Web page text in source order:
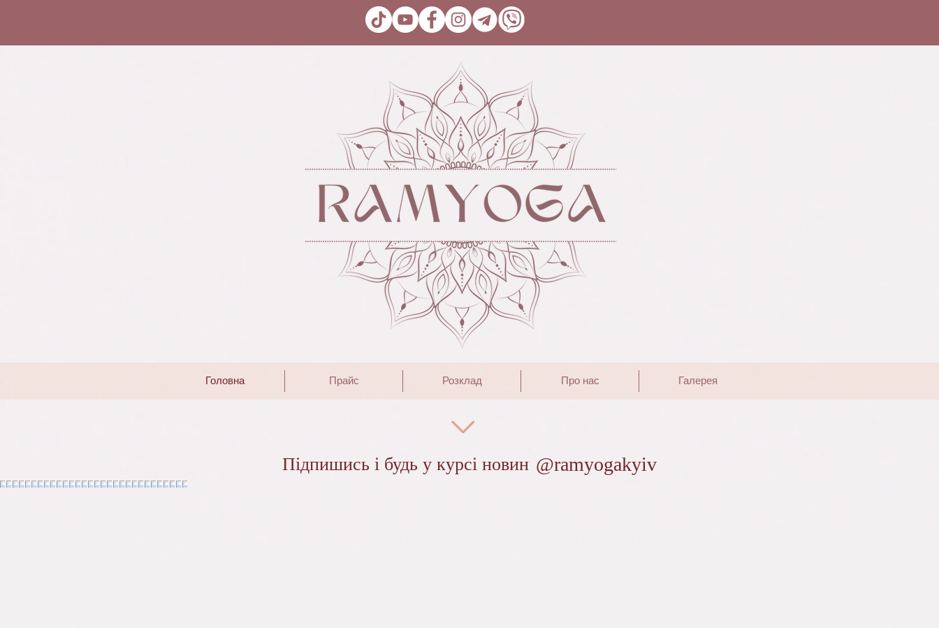
Головна Прайс Розклад Про нас Галерея
Підпишись і будь у курсі новин @ramyogakyiv